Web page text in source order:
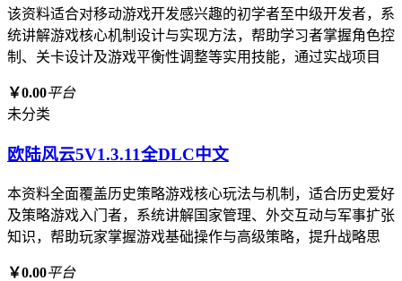
该资料适合对移动游戏开发感兴趣的初学者至中级开发者，系
统讲解游戏核心机制设计与实现方法，帮助学习者掌握角色控
制、关卡设计及游戏平衡性调整等实用技能，通过实战项目
￥0.00平台
未分类
欧陆风云5V1.3.11全DLC中文
本资料全面覆盖历史策略游戏核心玩法与机制，适合历史爱好
及策略游戏入门者，系统讲解国家管理、外交互动与军事扩张
知识，帮助玩家掌握游戏基础操作与高级策略，提升战略思
￥0.00平台